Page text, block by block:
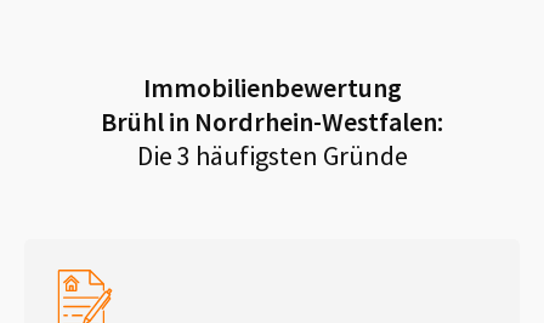
Immobilienbewertung
Brühl in Nordrhein-Westfalen:
Die 3 häufigsten Gründe